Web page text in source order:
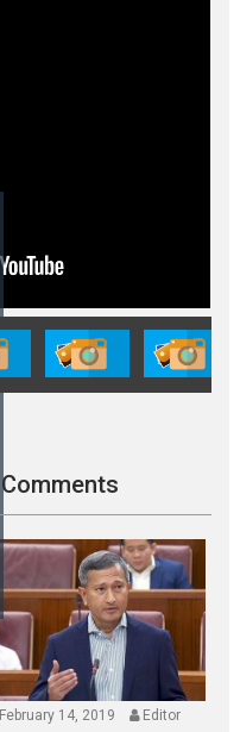
Comments
February 14, 2019
Editor